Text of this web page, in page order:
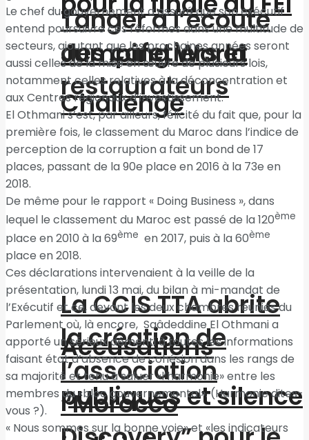
Tanger à l’écoute
des cafetiers et
restaurateurs
La CCIS TTA abrite
la création de
l’association
“Morocco
Jumping World
Challenge
Accusations
publiques et silence
Le chef du gouvernement a assuré que son exécutif
entend poursuivre ces réformes dans une multitude de
secteurs, ajoutant que les prochaines années seront
aussi celles de la mise en œuvre de plusieurs lois,
notamment celles relatives à la déconcentration et
aux Centres régionaux d’investissement.
El Othmani s’est, par ailleurs, félicité du fait que, pour la
première fois, le classement du Maroc dans l’indice de
perception de la corruption a fait un bond de 17
places, passant de la 90e place en 2016 à la 73e en
2018.
De même pour le rapport « Doing Business », dans
lequel le classement du Maroc est passé de la 120ème
place en 2010 à la 69ème en 2017, puis à la 60ème
place en 2018.
Ces déclarations intervenaient à la veille de la
présentation, lundi 13 mai, du bilan à mi-mandat de
l’Exécutif et ce, devant les deux chambres réunies du
Parlement où, là encore, Saâdeddine El Othmani a
apporté un sérieux démenti à toutes les informations
faisant état d’absence de cohésion dans les rangs de
sa majorité et tenu à saluer «l’harmonie» entre les
membres du «bloc gouvernemental». (Harmonie dites-
vous ?).
« Nous sommes sur la bonne voie» et «les indicateurs